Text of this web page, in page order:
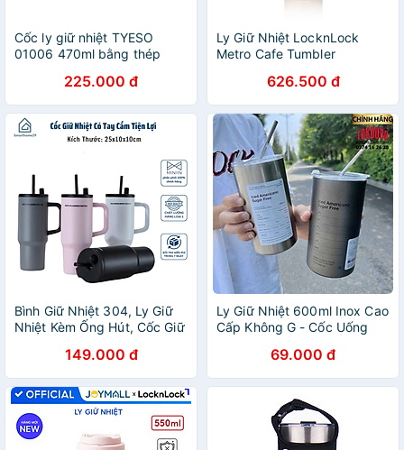
Cốc ly giữ nhiệt TYESO
01006 470ml bằng thép
225.000 đ
Ly Giữ Nhiệt LocknLock
Metro Cafe Tumbler
626.500 đ
Bình Giữ Nhiệt 304, Ly Giữ
Nhiệt Kèm Ống Hút, Cốc Giữ
(Mang Đi Học, Đi Chơi, Đi
Làm) - HÀNG CHÍNH HÃNG
MINIIN
149.000 đ
Ly Giữ Nhiệt 600ml Inox Cao
Cấp Không G - Cốc Uống
Siêu Tiện Lợi Chính Hãng
69.000 đ